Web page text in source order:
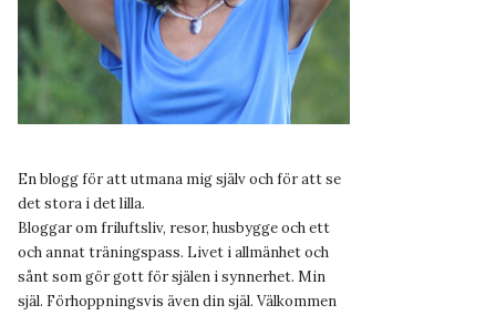
En blogg för att utmana mig själv och för att se
det stora i det lilla.
Bloggar om friluftsliv, resor, husbygge och ett
och annat träningspass. Livet i allmänhet och
sånt som gör gott för själen i synnerhet. Min
själ. Förhoppningsvis även din själ. Välkommen